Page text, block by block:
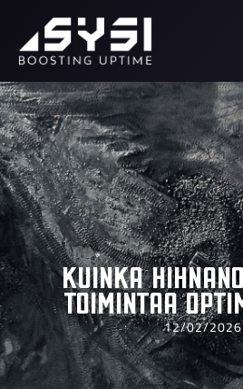
Kuinka
toimintaa
12/02/2026